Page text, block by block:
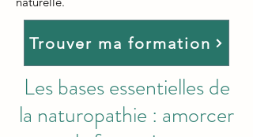
Trouver ma formation
Les bases essentielles de
la naturopathie : amorcer